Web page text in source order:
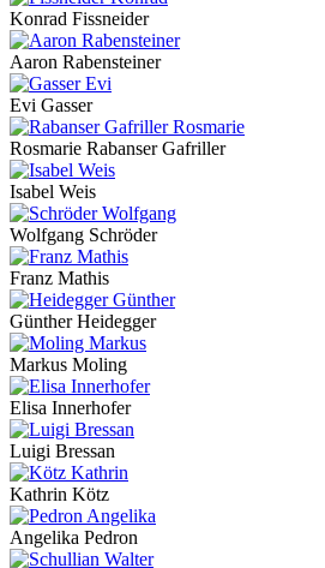
Konrad Fissneider
Aaron Rabensteiner
Evi Gasser
Rosmarie Rabanser Gafriller
Isabel Weis
Wolfgang Schröder
Franz Mathis
Günther Heidegger
Markus Moling
Elisa Innerhofer
Luigi Bressan
Kathrin Kötz
Angelika Pedron